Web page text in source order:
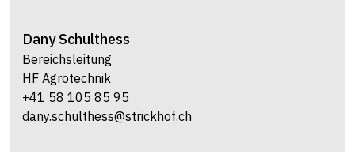
Dany Schulthess
Bereichsleitung
HF Agrotechnik
+41 58 105 85 95
dany.schulthess@strickhof.ch